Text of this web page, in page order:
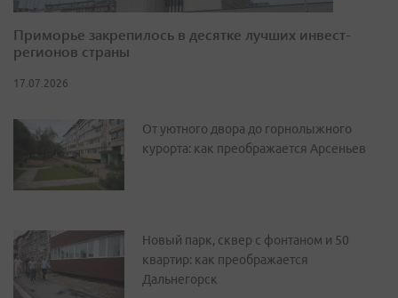
Приморье закрепилось в десятке лучших инвест-
регионов страны
17.07.2026
От уютного двора до горнолыжного
курорта: как преображается Арсеньев
Новый парк, сквер с фонтаном и 50
квартир: как преображается
Дальнегорск